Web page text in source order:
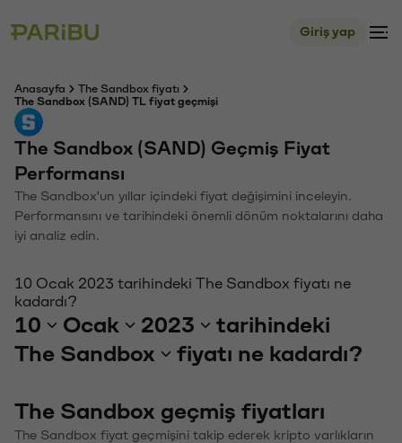
Giriş yap
Anasayfa
The Sandbox fiyatı
The Sandbox (SAND) TL fiyat geçmişi
The Sandbox (SAND) Geçmiş Fiyat
Performansı
The Sandbox'un yıllar içindeki fiyat değişimini inceleyin.
Performansını ve tarihindeki önemli dönüm noktalarını daha
iyi analiz edin.
10 Ocak 2023 tarihindeki The Sandbox fiyatı ne
kadardı?
10 Ocak 2023
tarihindeki
The Sandbox
fiyatı ne kadardı?
The Sandbox geçmiş fiyatları
The Sandbox fiyat geçmişini takip ederek kripto varlıkların